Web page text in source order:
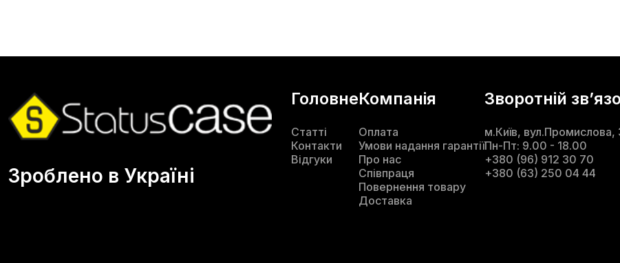
Зроблено в Україні
Головне
Статті
Контакти
Відгуки
Компанія
Оплата
Умови надання гарантії
Про нас
Співпраця
Повернення товару
Доставка
Зворотній
м.Київ, вул.Промислова,
Пн-Пт: 9.00 - 18.00
+380 (96) 912 30 70
+380 (63) 250 04 44